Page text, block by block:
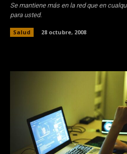
Se mantiene más en la red que en
para usted.
Salud
28 octubre, 2008